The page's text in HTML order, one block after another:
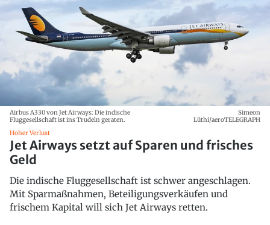
Airbus A330 von Jet Airways: Die indische
Fluggesellschaft ist ins Trudeln geraten.
Simeon
Lüthi/aeroTELEGRAPH
Hoher Verlust
Jet Airways setzt auf Sparen und frisches
Geld
Die indische Fluggesellschaft ist schwer angeschlagen.
Mit Sparmaßnahmen, Beteiligungsverkäufen und
frischem Kapital will sich Jet Airways retten.